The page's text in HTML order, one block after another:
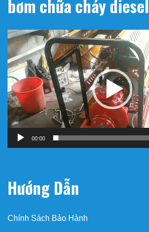
bơm chữa cháy diesel
Trình
chơi
Video
00:00
Hướng Dẫn
Chính Sách Bảo Hành